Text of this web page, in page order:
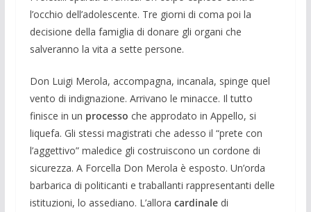
l’occhio dell’adolescente. Tre giorni di coma poi la
decisione della famiglia di donare gli organi che
salveranno la vita a sette persone.
Don Luigi Merola, accompagna, incanala, spinge quel
vento di indignazione. Arrivano le minacce. Il tutto
finisce in un processo che approdato in Appello, si
liquefa. Gli stessi magistrati che adesso il “prete con
l’aggettivo” maledice gli costruiscono un cordone di
sicurezza. A Forcella Don Merola è esposto. Un’orda
barbarica di politicanti e traballanti rappresentanti delle
istituzioni, lo assediano. L’allora cardinaledi